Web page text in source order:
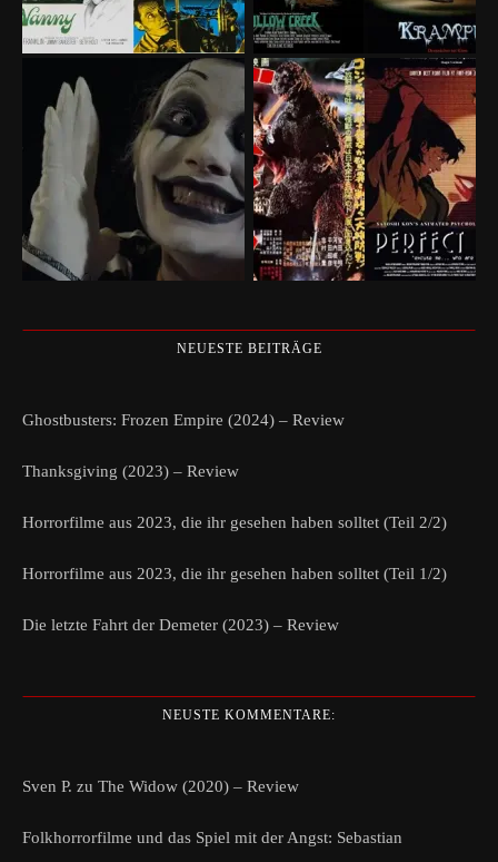
NEUESTE BEITRÄGE
Ghostbusters: Frozen Empire (2024) – Review
Thanksgiving (2023) – Review
Horrorfilme aus 2023, die ihr gesehen haben solltet (Teil 2/2)
Horrorfilme aus 2023, die ihr gesehen haben solltet (Teil 1/2)
Die letzte Fahrt der Demeter (2023) – Review
NEUSTE KOMMENTARE:
Sven P. zu The Widow (2020) – Review
Folkhorrorfilme und das Spiel mit der Angst: Sebastian